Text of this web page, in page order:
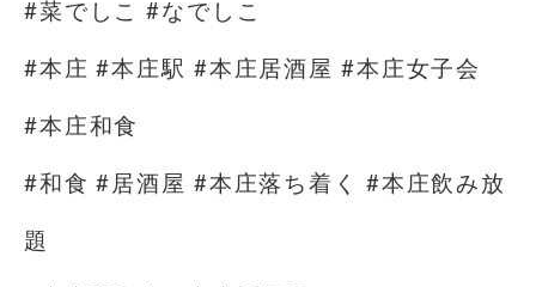
#菜でしこ #なでしこ
#本庄 #本庄駅 #本庄居酒屋 #本庄女子会
#本庄和食
#和食 #居酒屋 #本庄落ち着く #本庄飲み放
題